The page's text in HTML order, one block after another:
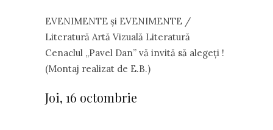
EVENIMENTE și EVENIMENTE /
Literatură Artă Vizuală Literatură
Cenaclul ,,Pavel Dan” vă invită să alegeți !
(Montaj realizat de E.B.)
Joi, 16 octombrie